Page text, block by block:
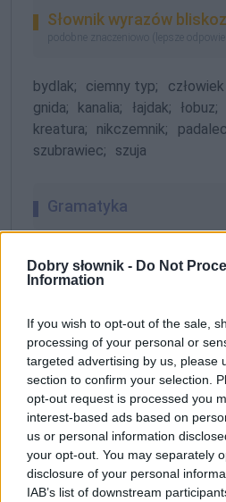
Dobry słownik - Do Not
Information
If you wish to opt-out of the sale,
processing of your personal or
targeted advertising by us, please
section to confirm your selection.
opt-out request is processed you
interest-based ads based on
us or personal information
your opt-out. You may separately
disclosure of your personal
IAB’s list of downstream
Słownik wyrazów
podobne znaczeniowo (lepsze
bydlak; ciemny typ;
gnida;
kanalia; łajdak; łobuz;
kreatura;
nikczemnik;
szubrawiec;
szuja
Gramatyka
rzeczownik rodzaj żeński
formy alfabetycznie:
świń; świni; świnia; świnią;
świnię; świnio; świniom
ZGŁOŚ POPRAWKĘ